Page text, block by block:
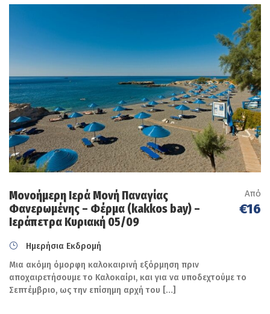
Μονοήμερη Ιερά Μονή Παναγίας
Φανερωμένης – Φέρμα (kakkos bay) –
Ιεράπετρα Κυριακή 05/09
Από
€16
Ημερήσια Εκδρομή
Μια ακόμη όμορφη καλοκαιρινή εξόρμηση πριν
αποχαιρετήσουμε το Καλοκαίρι, και για να υποδεχτούμε το
Σεπτέμβριο, ως την επίσημη αρχή του […]